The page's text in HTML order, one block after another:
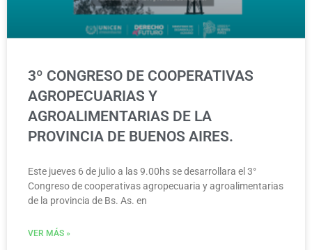
3º CONGRESO DE COOPERATIVAS
AGROPECUARIAS Y
AGROALIMENTARIAS DE LA
PROVINCIA DE BUENOS AIRES.
Este jueves 6 de julio a las 9.00hs se desarrollara el 3°
Congreso de cooperativas agropecuaria y agroalimentarias
de la provincia de Bs. As. en
VER MÁS »